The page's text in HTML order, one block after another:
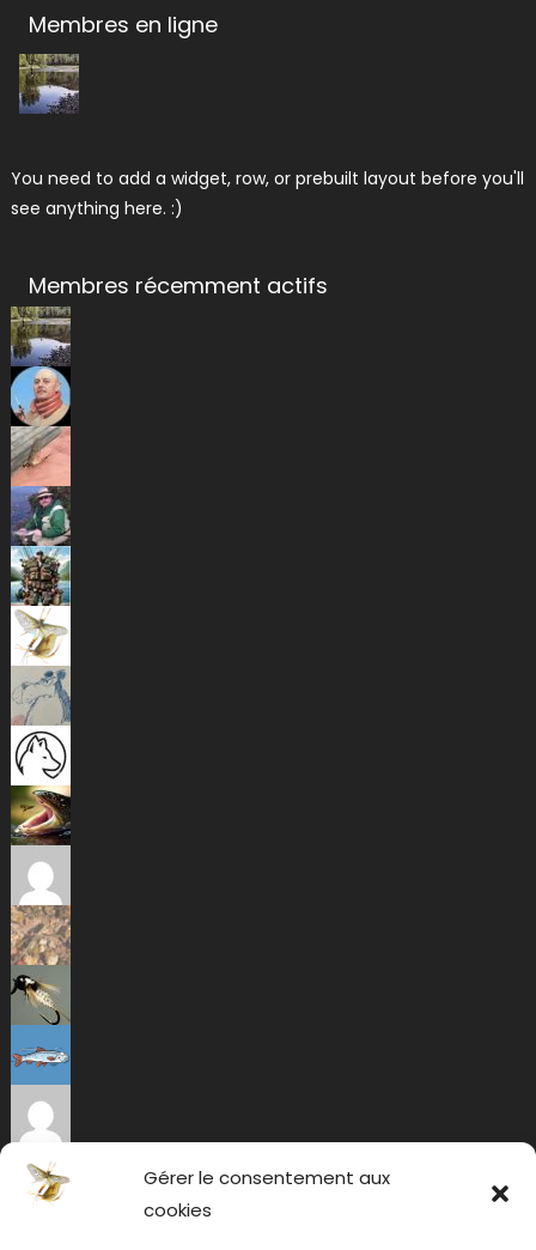
Gérer le consentement aux
cookies
Membres en ligne
You need to add a widget, row, or prebuilt layout before you'll
see anything here. :)
Membres récemment actifs